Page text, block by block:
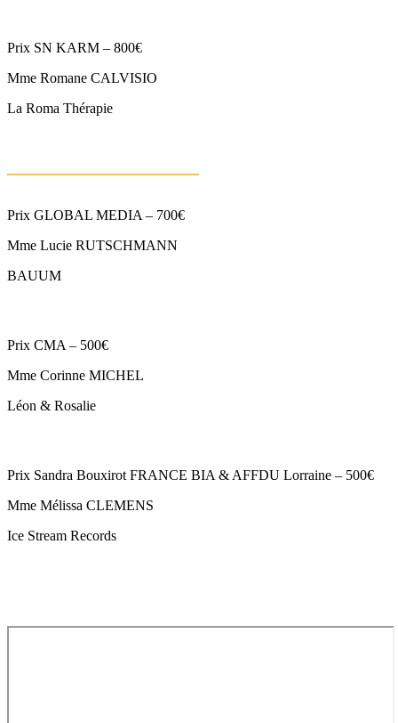
Prix SN KARM – 800€
Mme Romane CALVISIO
La Roma Thérapie
Prix GLOBAL MEDIA – 700€
Mme Lucie RUTSCHMANN
BAUUM
Prix CMA – 500€
Mme Corinne MICHEL
Léon & Rosalie
Prix Sandra Bouxirot FRANCE BIA & AFFDU Lorraine – 500€
Mme Mélissa CLEMENS
Ice Stream Records